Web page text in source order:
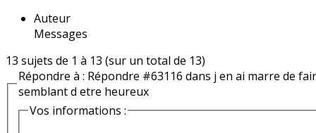
Auteur
Messages
13 sujets de 1 à 13 (sur un total de 13)
Répondre à : Répondre #63116 dans j en ai marre de
semblant d etre heureux
Vos informations :